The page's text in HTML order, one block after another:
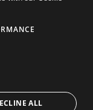
ALL